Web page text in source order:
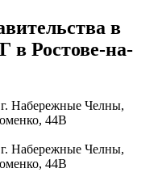
в
в Ростове-на-
Набережные Челны,
44В
Набережные Челны,
44В